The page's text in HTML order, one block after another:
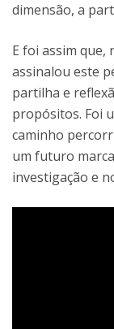
dimensão, a
E foi assim que,
assinalou este
partilha e
propósitos. Foi
caminho
um futuro
investigação e